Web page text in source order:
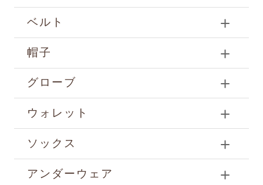
ベルト
帽子
グローブ
ウォレット
ソックス
アンダーウェア